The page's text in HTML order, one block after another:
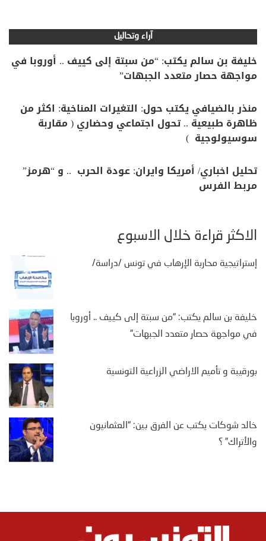
آراء وتحاليل
خليفة بن سالم يكتب: “من سبتة إلى كييف .. أوروبا في
مواجهة حصار متعدد الجبهات”
منذر بالضيافي يكتب حول: التغيرات المناخية: اكثر من
ظاهرة طبيعية .. تحول اجتماعي وحضاري ( مقاربة
سوسيولوجية )
تحليل اخباري/ أمريكا وايران: عودة الحرب .. و “هرمز”
مربط الفرس
الأكثر قراءة خلال الأسبوع
إستراتيجية محاربة الإرهاب في تونس /دراسة/
خليفة بن سالم يكتب: “من سبتة إلى كييف .. أوروبا
في مواجهة حصار متعدد الجبهات”
بورقيبة و تأميم الاراضي الزراعية التونسية
خالد شوكات يكتب عن الفرق بين: “العثمانيون
والأتراك” ؟